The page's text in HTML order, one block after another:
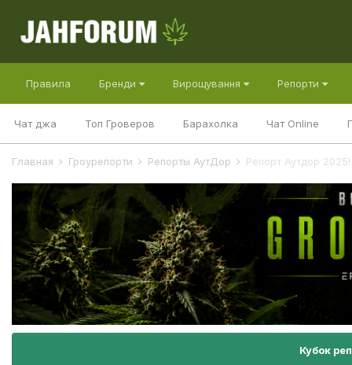
Правила Бренди Вирощування Репорти
Чат джа Топ Гроверов Барахолка Чат Online
Главная Гроурепорти Репорты АутДор Репорт Аутдор
Кубок